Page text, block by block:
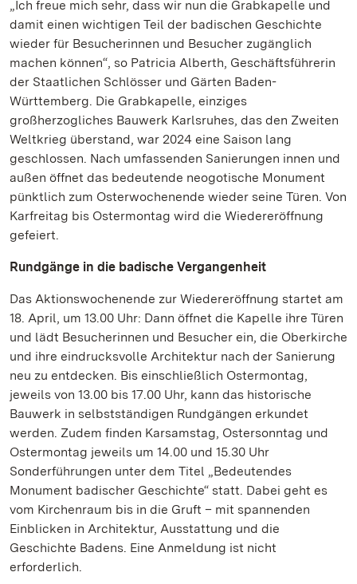
„Ich freue mich sehr, dass wir nun die Grabkapelle und
damit einen wichtigen Teil der badischen Geschichte
wieder für Besucherinnen und Besucher zugänglich
machen können“, so Patricia Alberth, Geschäftsführerin
der Staatlichen Schlösser und Gärten Baden-
Württemberg. Die Grabkapelle, einziges
großherzogliches Bauwerk Karlsruhes, das den Zweiten
Weltkrieg überstand, war 2024 eine Saison lang
geschlossen. Nach umfassenden Sanierungen innen und
außen öffnet das bedeutende neogotische Monument
pünktlich zum Osterwochenende wieder seine Türen. Von
Karfreitag bis Ostermontag wird die Wiedereröffnung
gefeiert.
Rundgänge in die badische Vergangenheit
Das Aktionswochenende zur Wiedereröffnung startet am
18. April, um 13.00 Uhr: Dann öffnet die Kapelle ihre Türen
und lädt Besucherinnen und Besucher ein, die Oberkirche
und ihre eindrucksvolle Architektur nach der Sanierung
neu zu entdecken. Bis einschließlich Ostermontag,
jeweils von 13.00 bis 17.00 Uhr, kann das historische
Bauwerk in selbstständigen Rundgängen erkundet
werden. Zudem finden Karsamstag, Ostersonntag und
Ostermontag jeweils um 14.00 und 15.30 Uhr
Sonderführungen unter dem Titel „Bedeutendes
Monument badischer Geschichte“ statt. Dabei geht es
vom Kirchenraum bis in die Gruft – mit spannenden
Einblicken in Architektur, Ausstattung und die
Geschichte Badens. Eine Anmeldung ist nicht
erforderlich.